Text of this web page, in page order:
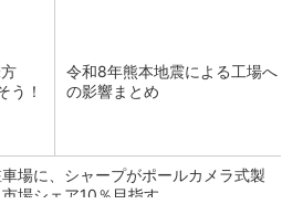
う！
令和8年熊本地震による工場へ
の影響まとめ
場に、シャープがポールカメラ式製
場シェア10％目指す